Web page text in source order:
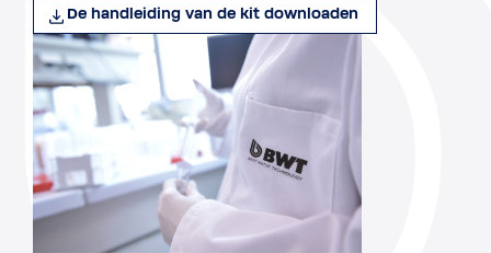
De handleiding van de kit downloaden